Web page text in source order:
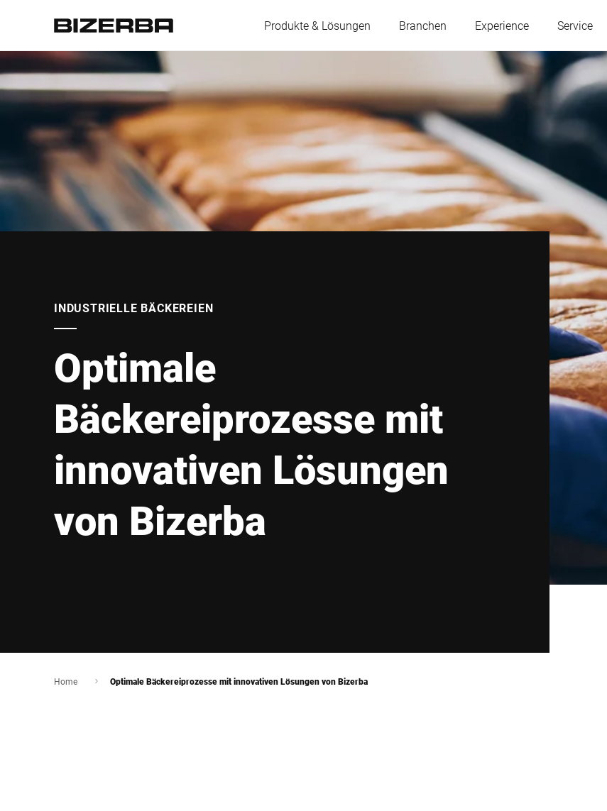
Produkte & Lösungen Branchen Experience Service
Europa Österreich
Frankreich
Ungarn Italien
Portugal
Slowakei
Türkei
Amerika
Asien
Afrika
Globale Website
INDUSTRIELLE BÄCKEREIEN
Optimale
Bäckereiprozesse mit
innovativen Lösungen
von Bizerba
Home Optimale Bäckereiprozesse mit innovativen Lösungen von Bizerba